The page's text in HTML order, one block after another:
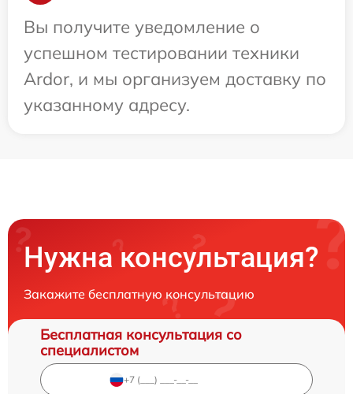
Вы получите уведомление о
успешном тестировании техники
Ardor, и мы организуем доставку по
указанному адресу.
Нужна консультация?
Закажите бесплатную консультацию
Бесплатная консультация со
специалистом